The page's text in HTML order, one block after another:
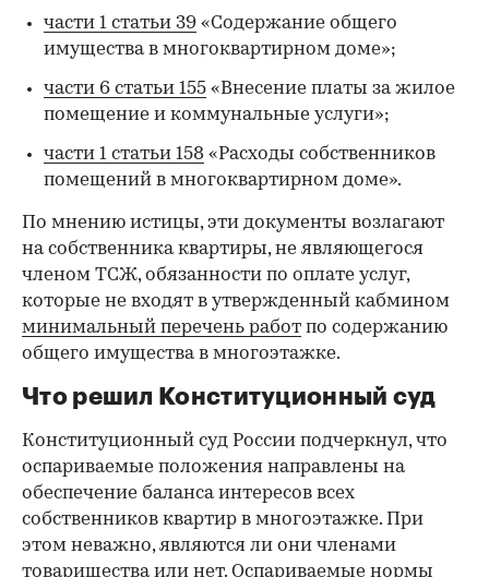
части 1 статьи 39 «Содержание общего
имущества в многоквартирном доме»;
части 6 статьи 155 «Внесение платы за жилое
помещение и коммунальные услуги»;
части 1 статьи 158 «Расходы собственников
помещений в многоквартирном доме».
По мнению истицы, эти документы возлагают
на собственника квартиры, не являющегося
членом ТСЖ, обязанности по оплате услуг,
которые не входят в утвержденный кабмином
минимальный перечень работ по содержанию
общего имущества в многоэтажке.
Что решил Конституционный суд
Конституционный суд России подчеркнул, что
оспариваемые положения направлены на
обеспечение баланса интересов всех
собственников квартир в многоэтажке. При
этом неважно, являются ли они членами
товарищества или нет. Оспариваемые нормы